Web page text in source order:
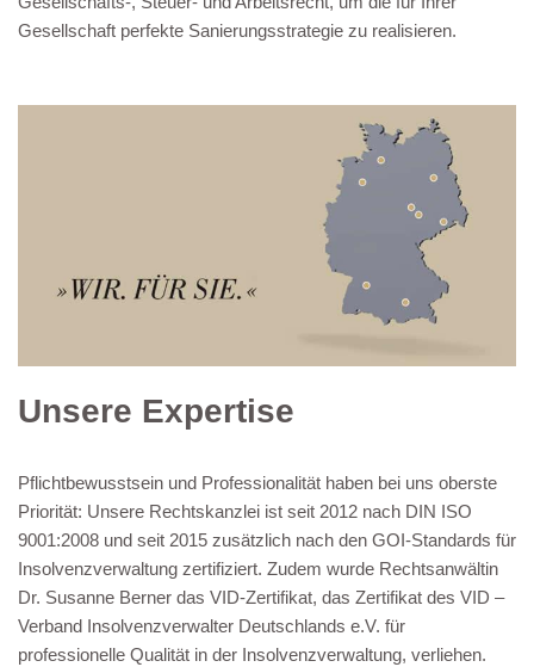
Gesellschaft perfekte Sanierungsstrategie zu realisieren.
Unsere Expertise
Pflichtbewusstsein und Professionalität haben bei uns oberste
Priorität: Unsere Rechtskanzlei ist seit 2012 nach DIN ISO
9001:2008 und seit 2015 zusätzlich nach den GOI-Standards für
Insolvenzverwaltung zertifiziert. Zudem wurde Rechtsanwältin
Dr. Susanne Berner das VID-Zertifikat, das Zertifikat des VID –
Verband Insolvenzverwalter Deutschlands e.V. für
professionelle Qualität in der Insolvenzverwaltung, verliehen.